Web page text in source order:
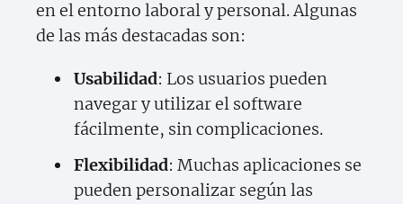
en el entorno laboral y personal. Algunas
de las más destacadas son:
Usabilidad: Los usuarios pueden
navegar y utilizar el software
fácilmente, sin complicaciones.
Flexibilidad: Muchas aplicaciones se
pueden personalizar según las